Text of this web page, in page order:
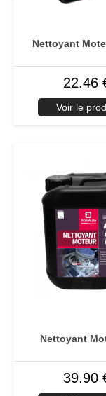
Nettoyant
22.46
Voir le
Nettoyant
39.90